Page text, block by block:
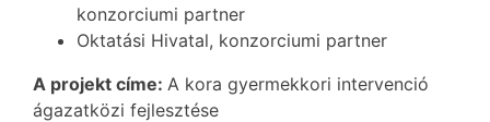
konzorciumi partner
Oktatási Hivatal, konzorciumi partner
A projekt címe: A kora gyermekkori intervenció
ágazatközi fejlesztése